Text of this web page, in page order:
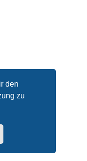
den
zu